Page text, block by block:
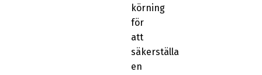
körning
för
att
säkerställa
en